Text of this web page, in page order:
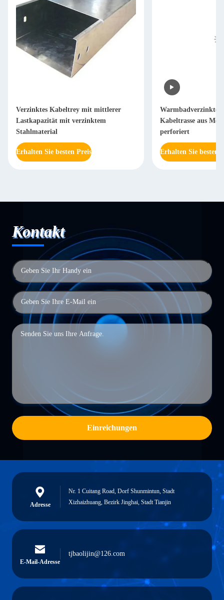
Verzinktes Kabeltrey mit mittlerer
Lastkapazität mit verzinktem
Stahlmaterial
Erhalten Sie besten Preis
Warmbadverzinkte
Kabeltrasse aus
perforiert
Erhalten Sie besten
Kontakt
Einreichungen
Adresse
Nr. 1 Cuitang Road, Dorf Shunmintun, Stadt
Xizhaizhuang, Bezirk Jinghai, Stadt Tianjin
E-Mail-Adresse
tjbaolijin@126.com